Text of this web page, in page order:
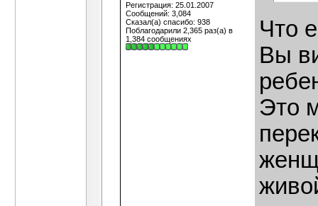
Регистрация: 25.01.2007
Сообщений: 3,084
Сказал(а) спасибо: 938
Поблагодарили 2,365 раз(а) в
1,384 сообщениях
Что
Вы
Это